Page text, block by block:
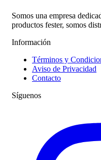
Somos una empresa
productos fester, somos
Información
Términos y
Aviso de Privacidad
Contacto
Síguenos